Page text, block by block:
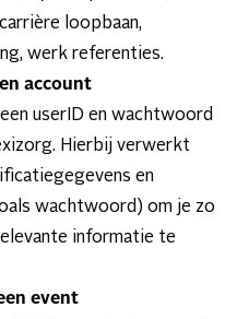
loopbaan,
werk referenties.
account
userID en wachtwoord
Hierbij verwerkt
en
wachtwoord) om je zo
informatie te
event